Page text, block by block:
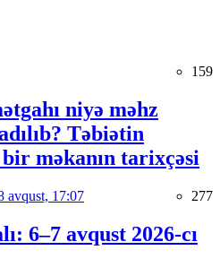
159
niyə məhz
Təbiətin
məkanın tarixçəsi
avqust, 17:07 277
6–7 avqust 2026-cı